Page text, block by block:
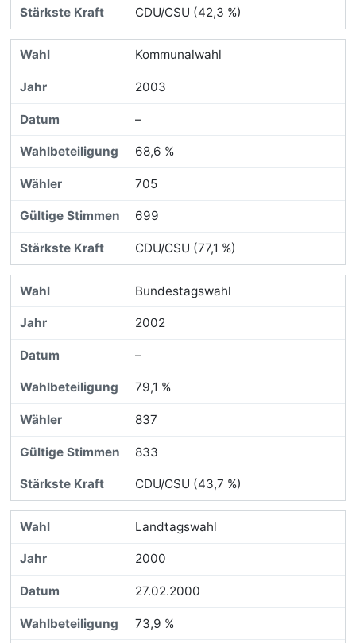
CDU/CSU (42,3 %)
Kommunalwahl
2003
–
68,6 %
705
699
CDU/CSU (77,1 %)
Bundestagswahl
2002
–
79,1 %
837
833
CDU/CSU (43,7 %)
Landtagswahl
2000
27.02.2000
73,9 %